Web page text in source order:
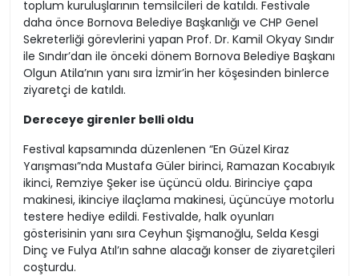
toplum kuruluşlarının temsilcileri de katıldı. Festivale
daha önce Bornova Belediye Başkanlığı ve CHP Genel
Sekreterliği görevlerini yapan Prof. Dr. Kamil Okyay Sındır
ile Sındır’dan ile önceki dönem Bornova Belediye Başkanı
Olgun Atila’nın yanı sıra İzmir’in her köşesinden binlerce
ziyaretçi de katıldı.
Dereceye girenler belli oldu
Festival kapsamında düzenlenen “En Güzel Kiraz
Yarışması”nda Mustafa Güler birinci, Ramazan Kocabıyık
ikinci, Remziye Şeker ise üçüncü oldu. Birinciye çapa
makinesi, ikinciye ilaçlama makinesi, üçüncüye motorlu
testere hediye edildi. Festivalde, halk oyunları
gösterisinin yanı sıra Ceyhun Şişmanoğlu, Selda Kesgi
Dinç ve Fulya Atıl’ın sahne alacağı konser de ziyaretçileri
coşturdu.